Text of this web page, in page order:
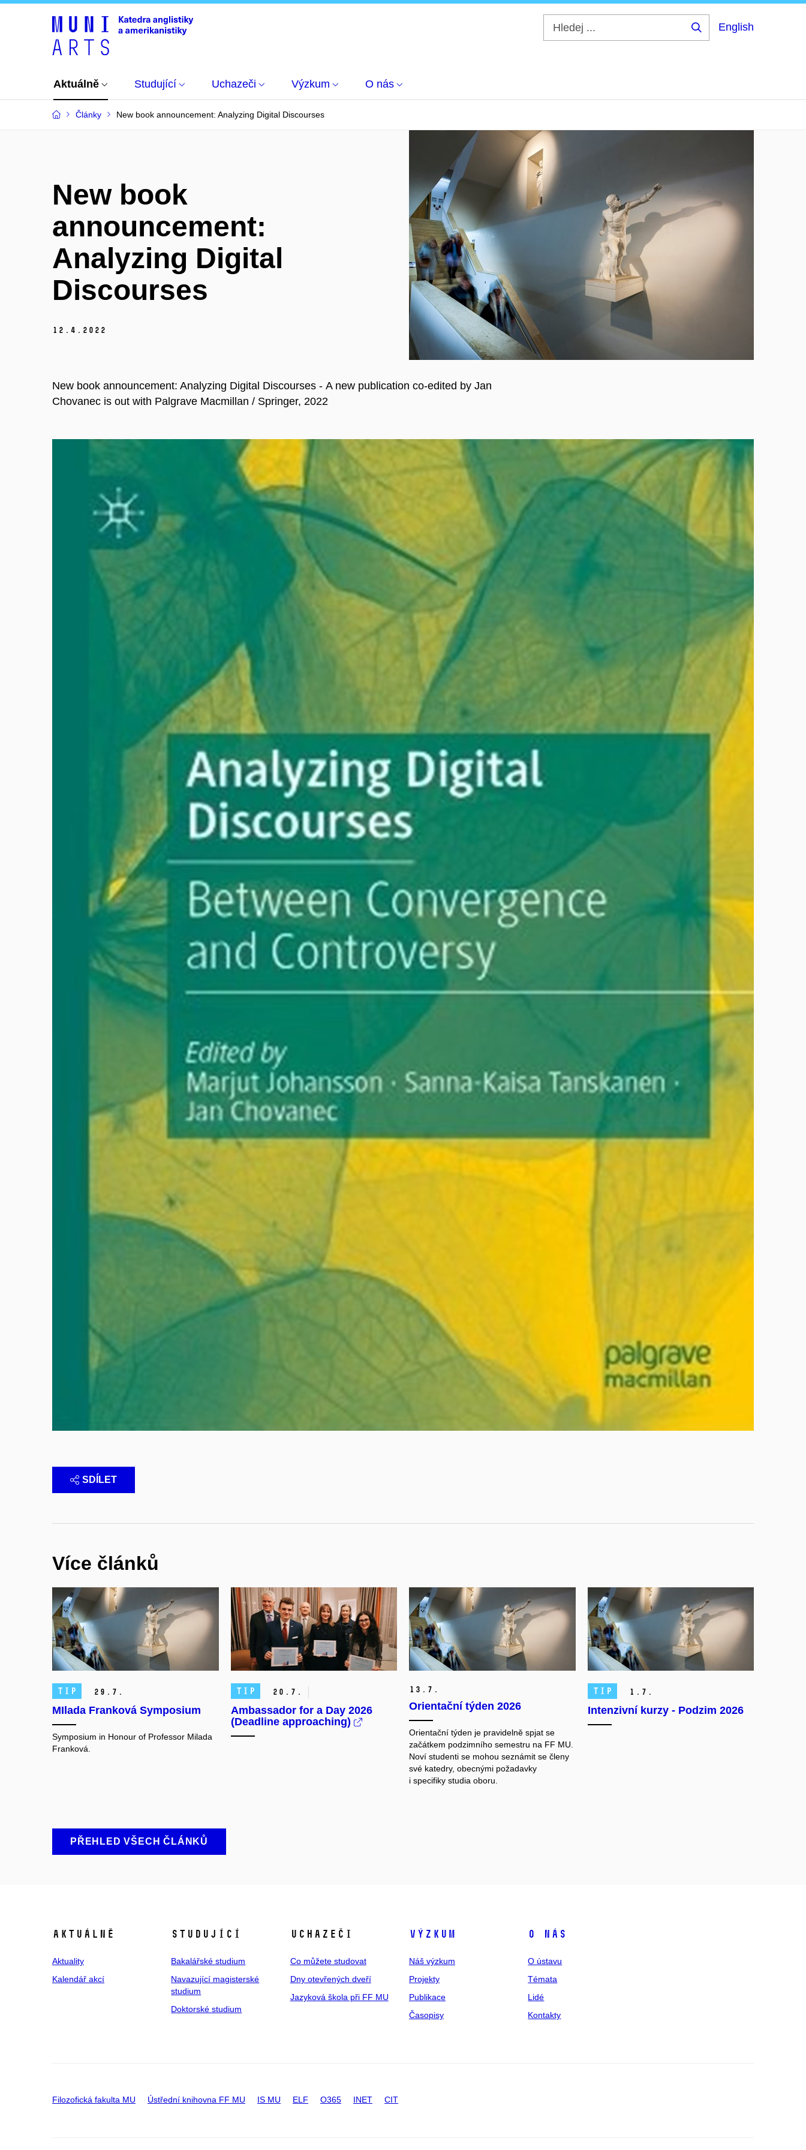
English
Aktuálně Studující Uchazeči Výzkum O nás
Články New book announcement: Analyzing Digital Discourses
New book
announcement:
Analyzing Digital
Discourses
12. 4. 2022
New book announcement: Analyzing Digital Discourses - A new publication co-edited by Jan
Chovanec is out with Palgrave Macmillan / Springer, 2022
SDÍLET
Více článků
TIP 29. 7.
MIlada Franková Symposium
Symposium in Honour of Professor Milada
Franková.
TIP 20. 7.
Ambassador for a Day 2026
(Deadline approaching)
13. 7.
Orientační týden 2026
Orientační týden je pravidelně spjat se
začátkem podzimního semestru na FF MU.
Noví studenti se mohou seznámit se členy
své katedry, obecnými požadavky
i specifiky studia oboru.
TIP 1. 7.
Intenzivní kurzy - Podzim 2026
PŘEHLED VŠECH ČLÁNKŮ
Aktuálně
Aktuality
Kalendář akcí
Studující
Bakalářské studium
Navazující magisterské
studium
Doktorské studium
Uchazeči
Co můžete studovat
Dny otevřených dveří
Jazyková škola při FF MU
Výzkum
Náš výzkum
Projekty
Publikace
Časopisy
O nás
O ústavu
Témata
Lidé
Kontakty
Filozofická fakulta MU Ústřední knihovna FF MU IS MU ELF O365 INET CIT